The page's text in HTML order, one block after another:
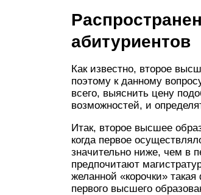
абитуриентов
Как известно, второе
поэтому к данному
всего, выяснить цену
возможностей, и
Итак, второе высшее
когда первое
значительно ниже, чем в
предпочитают
желанной «корочки»
первого высшего